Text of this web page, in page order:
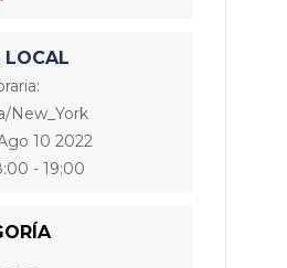
LOCAL
New_York
10 2022
- 19:00